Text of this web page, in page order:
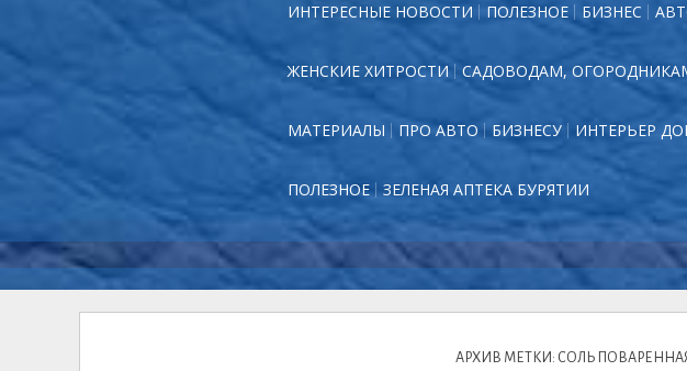
ИНТЕРЕСНЫЕ НОВОСТИ ПОЛЕЗНОЕ БИЗНЕС
ЖЕНСКИЕ ХИТРОСТИ САДОВОДАМ,
МАТЕРИАЛЫ ПРО АВТО БИЗНЕСУ ИНТЕРЬЕР
ПОЛЕЗНОЕ ЗЕЛЕНАЯ АПТЕКА БУРЯТИИ
АРХИВ МЕТКИ: СОЛЬ